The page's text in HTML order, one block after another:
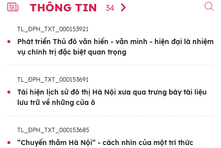
THÔNG TIN 34
TL_ĐPH_TXT_000153921
Phát triển Thủ đô văn hiến - văn minh - hiện đại là nhiệm
vụ chính trị đặc biệt quan trọng
TL_ĐPH_TXT_000153691
Tái hiện lịch sử đô thị Hà Nội xưa qua trưng bày tài liệu
lưu trữ về những cửa ô
TL_ĐPH_TXT_000153685
“Chuyến thăm Hà Nội” - cách nhìn của một trí thức